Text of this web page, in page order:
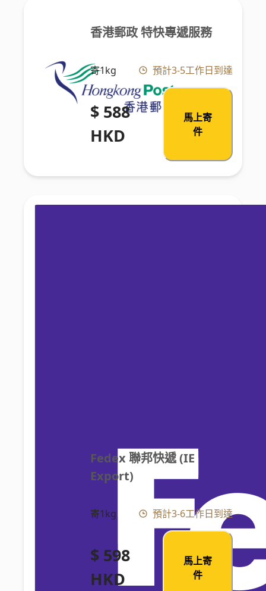
香港郵政 特快專遞服務
寄1kg 預計3-5工作日到達
$ 588
HKD
馬上寄
件
Fedex 聯邦快遞 (IE
Export)
寄1kg 預計3-6工作日到達
$ 598
HKD
馬上寄
件